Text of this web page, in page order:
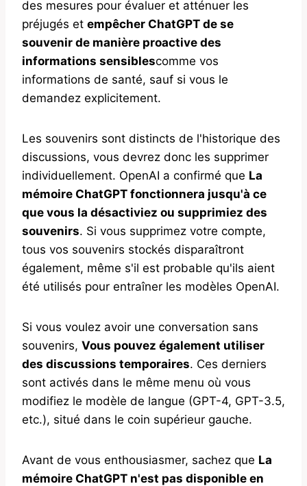
des mesures pour évaluer et atténuer les
préjugés et empêcher ChatGPT de se
souvenir de manière proactive des
informations sensiblescomme vos
informations de santé, sauf si vous le
demandez explicitement.
Les souvenirs sont distincts de l'historique des
discussions, vous devrez donc les supprimer
individuellement. OpenAI a confirmé que La
mémoire ChatGPT fonctionnera jusqu'à ce
que vous la désactiviez ou supprimiez des
souvenirs. Si vous supprimez votre compte,
tous vos souvenirs stockés disparaîtront
également, même s'il est probable qu'ils aient
été utilisés pour entraîner les modèles OpenAI.
Si vous voulez avoir une conversation sans
souvenirs, Vous pouvez également utiliser
des discussions temporaires. Ces derniers
sont activés dans le même menu où vous
modifiez le modèle de langue (GPT-4, GPT-3.5,
etc.), situé dans le coin supérieur gauche.
Avant de vous enthousiasmer, sachez que La
mémoire ChatGPT n'est pas disponible en